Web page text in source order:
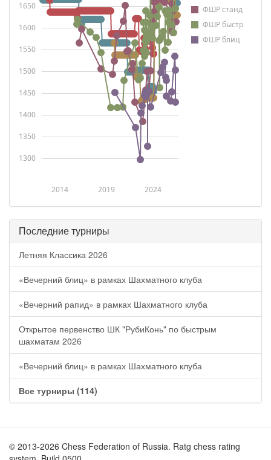
ФШР станд
ФШР быстр
ФШР блиц
2014 2019 2024
1300
1350
1400
1450
1500
1550
1600
1650
Последние турниры
Летняя Классика 2026
«Вечерний блиц» в рамках Шахматного клуба
«Вечерний рапид» в рамках Шахматного клуба
Открытое первенство ШК "РубиКонь" по быстрым
шахматам 2026
«Вечерний блиц» в рамках Шахматного клуба
Все турниры (114)
© 2013-2026 Chess Federation of Russia. Ratg chess rating